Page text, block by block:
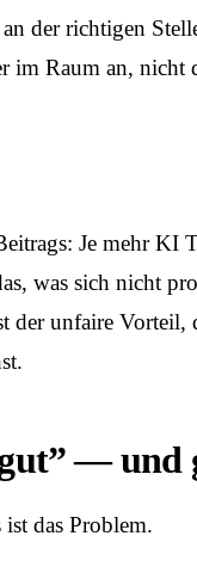
der richtigen
im Raum an,
Je mehr
was sich nicht
der unfaire
— und
ist das Problem.